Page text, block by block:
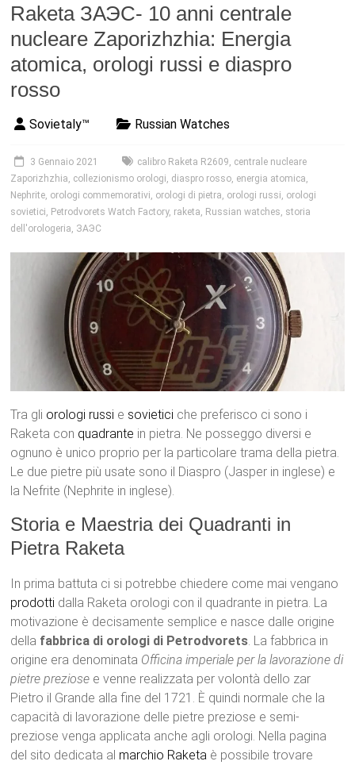
Raketa ЗАЭС- 10 anni centrale
nucleare Zaporizhzhia: Energia
atomica, orologi russi e diaspro
rosso
Sovietaly™ Russian Watches
3 Gennaio 2021 calibro Raketa R2609, centrale nucleare
Zaporizhzhia, collezionismo orologi, diaspro rosso, energia atomica,
Nephrite, orologi commemorativi, orologi di pietra, orologi russi, orologi
sovietici, Petrodvorets Watch Factory, raketa, Russian watches, storia
dell'orologeria, ЗАЭС
Tra gli orologi russi e sovietici che preferisco ci sono i
Raketa con quadrante in pietra. Ne posseggo diversi e
ognuno è unico proprio per la particolare trama della pietra.
Le due pietre più usate sono il Diaspro (Jasper in inglese) e
la Nefrite (Nephrite in inglese).
Storia e Maestria dei Quadranti in
Pietra Raketa
In prima battuta ci si potrebbe chiedere come mai vengano
prodotti dalla Raketa orologi con il quadrante in pietra. La
motivazione è decisamente semplice e nasce dalle origine
della fabbrica di orologi di Petrodvorets. La fabbrica in
origine era denominata Officina imperiale per la lavorazione di
pietre preziose e venne realizzata per volontà dello zar
Pietro il Grande alla fine del 1721. È quindi normale che la
capacità di lavorazione delle pietre preziose e semi-
preziose venga applicata anche agli orologi. Nella pagina
del sito dedicata al marchio Raketa è possibile trovare